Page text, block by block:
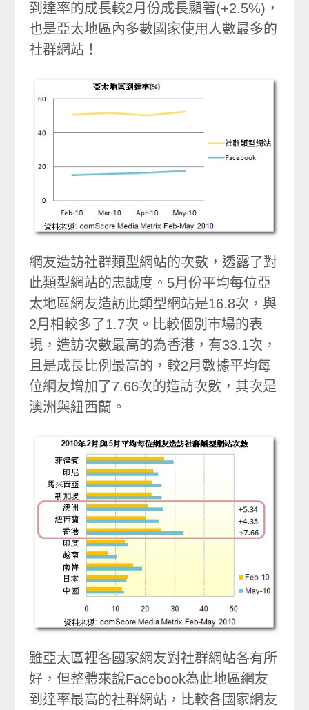
到達率的成長較2月份成長顯著(+2.5%)，
也是亞太地區內多數國家使用人數最多的
社群網站！
網友造訪社群類型網站的次數，透露了對
此類型網站的忠誠度。5月份平均每位亞
太地區網友造訪此類型網站是16.8次，與
2月相較多了1.7次。比較個別市場的表
現，造訪次數最高的為香港，有33.1次，
且是成長比例最高的，較2月數據平均每
位網友增加了7.66次的造訪次數，其次是
澳洲與紐西蘭。
雖亞太區裡各國家網友對社群網站各有所
好，但整體來說Facebook為此地區網友
到達率最高的社群網站，比較各國家網友